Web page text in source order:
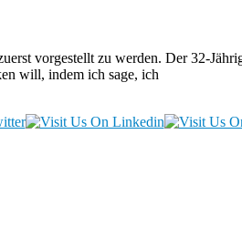
vorgestellt zu werden. Der 32-
will, indem ich sage, ich